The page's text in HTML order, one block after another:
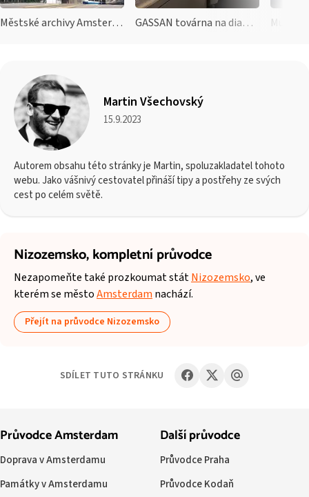
Městské archivy Amsterdamu GASSAN továrna na diamanty
Martin Všechovský
15.9.2023
Autorem obsahu této stránky je Martin, spoluzakladatel tohoto
webu. Jako vášnivý cestovatel přináší tipy a postřehy ze svých
cest po celém světě.
Nizozemsko,kompletní průvodce
Nezapomeňte také prozkoumat státNizozemsko, ve
kterém se městoAmsterdam nachází.
Přejít na průvodce Nizozemsko
SDÍLET TUTO STRÁNKU
Průvodce Amsterdam
Doprava v Amsterdamu
Památky v Amsterdamu
Další průvodce
Průvodce Praha
Průvodce Kodaň